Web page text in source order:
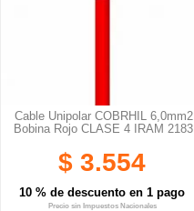
Cable Unipolar COBRHIL 6,0mm2
Bobina Rojo CLASE 4 IRAM 2183
$ 3.554
10 % de descuento en 1 pago
Precio sin Impuestos Nacionales